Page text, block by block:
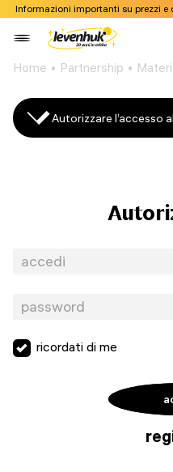
Informazioni importanti su prezzi
Home Partnership
Autorizzare l’accesso
ricordati di me